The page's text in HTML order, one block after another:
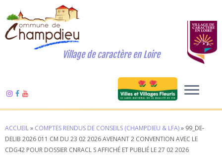
Village de caractère en Loire
ACCUEIL» COMPTES RENDUS DE CONSEILS (CHAMPDIEU & LFA)» 99_DE-
DELIB 2026 011 CM DU 23 02 2026 AVENANT 2 CONVENTION AVEC LE
CDG42 POUR DOSSIER CNRACL S AFFICHÉ ET PUBLIÉ LE 27 02 2026